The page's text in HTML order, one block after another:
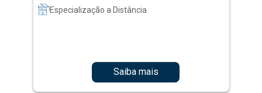
Especialização a Distância
Saiba mais